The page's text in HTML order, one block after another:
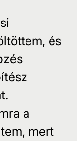
és
a
mert